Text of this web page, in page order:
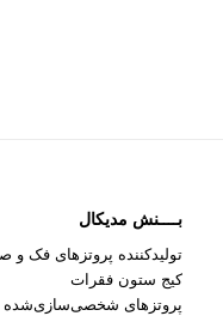
بــــنش مدیکال
تولیدکننده پروتزهای فک و
کیج ستون فقرات
پروتزهای شخصی‌سازی‌شده